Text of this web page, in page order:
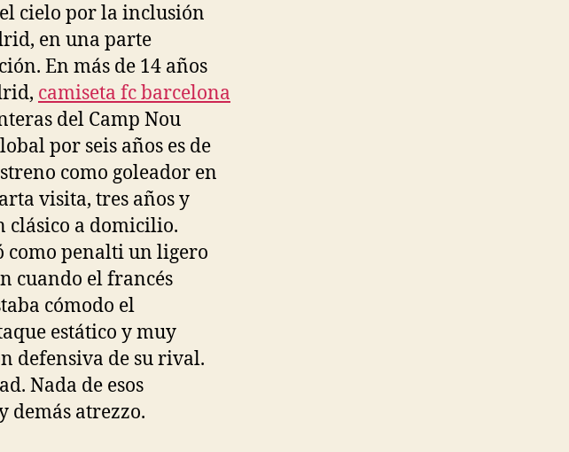
cielo por la inclusión
en una parte
En más de 14 años
camiseta fc barcelona
del Camp Nou
por seis años es de
como goleador en
visita, tres años y
clásico a domicilio.
como penalti un ligero
cuando el francés
cómodo el
estático y muy
defensiva de su rival.
Nada de esos
demás atrezzo.